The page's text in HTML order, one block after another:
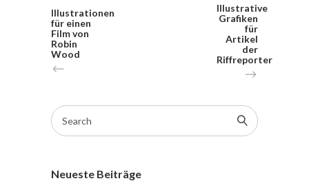
Illustrationen
für einen
Film von
Robin
Wood
Illustrative
Grafiken
für
Artikel
der
Riffreporter
Search
for:
Neueste Beiträge